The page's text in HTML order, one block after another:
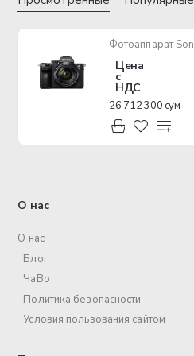
Цена
с
НДС
26 712 300 сум
О нас
О нас
Блог
ЧаВо
Политика безопасности
Условия пользования сайтом